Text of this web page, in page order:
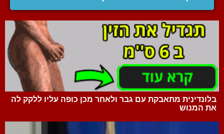
בלונדינית מתאבקת עם גבר ולאחר מכן כופה עליו ללקק לה
את המנוש